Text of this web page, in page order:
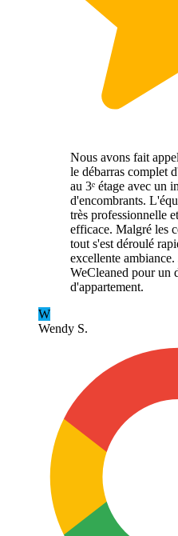
Nous avons fait
le débarras complet
au 3ᵉ étage avec un
d'encombrants.
très professionnelle
efficace. Malgré les
tout s'est déroulé
excellente ambiance.
WeCleaned pour un
d'appartement.
W
Wendy S.